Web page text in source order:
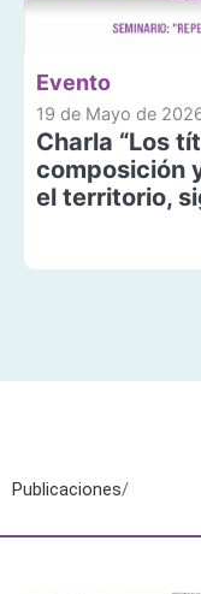
Evento
19 de Mayo de
Charla “Los
composición
el territorio,
Publicaciones/